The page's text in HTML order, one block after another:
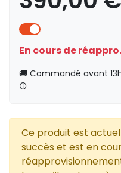
En cours de réappro.
🚚 Commandé avant
Ce produit est
succès et est en